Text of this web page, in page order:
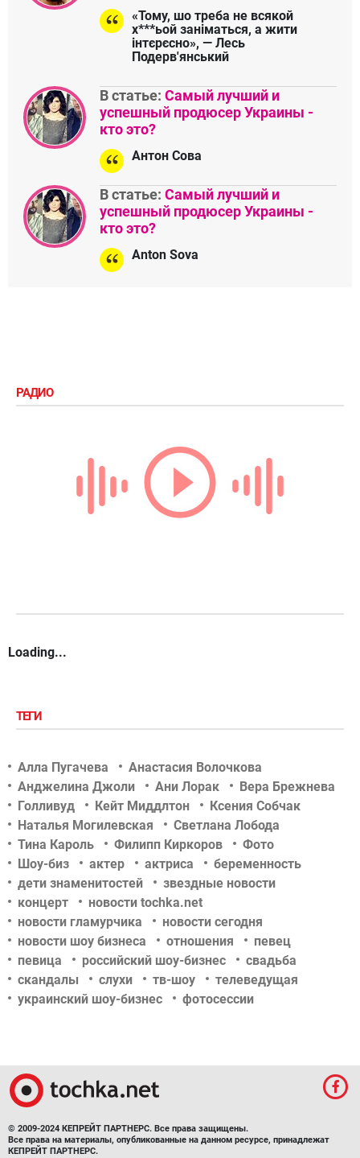
«Тому, шо треба не всякой
х***ьой заніматься, а жити
інтєрєсно», — Лесь
Подерв'янський
В статье: Самый лучший и
успешный продюсер Украины -
кто это?
Антон Сова
В статье: Самый лучший и
успешный продюсер Украины -
кто это?
Anton Sova
РАДИО
Loading...
ТЕГИ
Алла Пугачева
Анастасия Волочкова
Анджелина Джоли
Ани Лорак
Вера Брежнева
Голливуд
Кейт Миддлтон
Ксения Собчак
Наталья Могилевская
Светлана Лобода
Тина Кароль
Филипп Киркоров
Фото
Шоу-биз
актер актриса
беременность
дети знаменитостей
звездные новости
концерт
новости tochka.net
новости гламурчика
новости сегодня
новости шоу бизнеса
отношения
певец
певица
российский шоу-бизнес
свадьба
скандалы
слухи тв-шоу
телеведущая
украинский шоу-бизнес
фотосессии
© 2009-2024 КЕПРЕЙТ ПАРТНЕРС. Все права защищены.
Все права на материалы, опубликованные на данном ресурсе, принадлежат
КЕПРЕЙТ ПАРТНЕРС.